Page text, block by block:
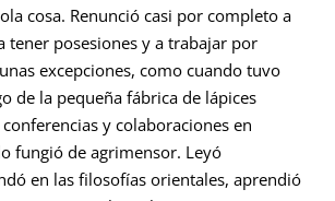
cosa. Renunció casi por completo a
tener posesiones y a trabajar por
excepciones, como cuando tuvo
de la pequeña fábrica de lápices
y colaboraciones en
fungió de agrimensor. Leyó
en las filosofías orientales, aprendió